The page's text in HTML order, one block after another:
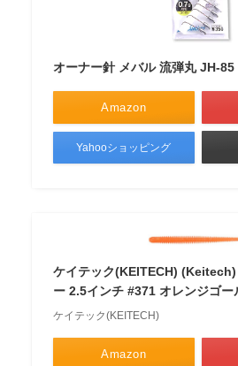
オーナー針 メバル 流弾丸 JH-
Amazon
Yahooショッピング
ケイテック(KEITECH) (Keitech)
ー 2.5インチ #371 オレンジゴー
ケイテック(KEITECH)
Amazon